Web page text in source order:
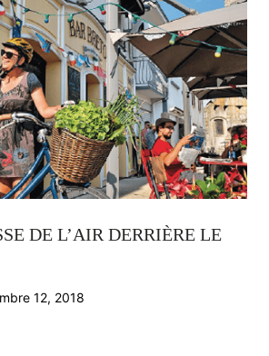
DE L’AIR DERRIÈRE LE
12, 2018